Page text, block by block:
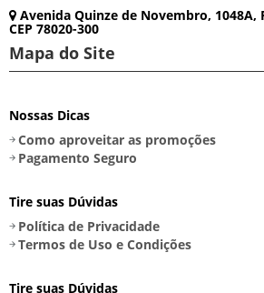
Avenida Quinze de Novembro, 1048A,
CEP 78020-300
Mapa do Site
Nossas Dicas
Como aproveitar as promoções
Pagamento Seguro
Tire suas Dúvidas
Política de Privacidade
Termos de Uso e Condições
Tire suas Dúvidas